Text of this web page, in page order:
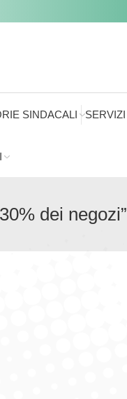
SINDACALI SERVIZI
dei negozi”